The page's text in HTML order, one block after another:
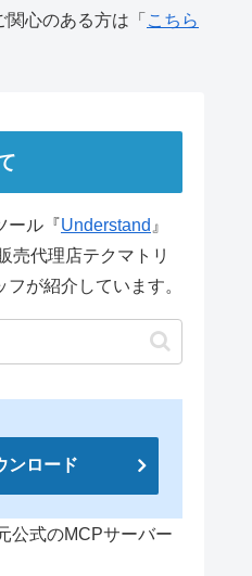
心のある方は「 こちら
ール『Understand 』
売代理店テクマトリ
が紹介しています。
ンロード
公式のMCPサーバー